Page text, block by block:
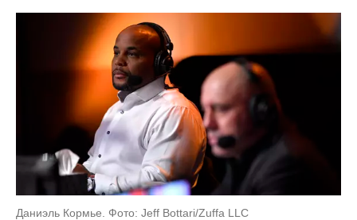
Даниэль Кормье. Фото: Jeff Bottari/Zuffa LLC